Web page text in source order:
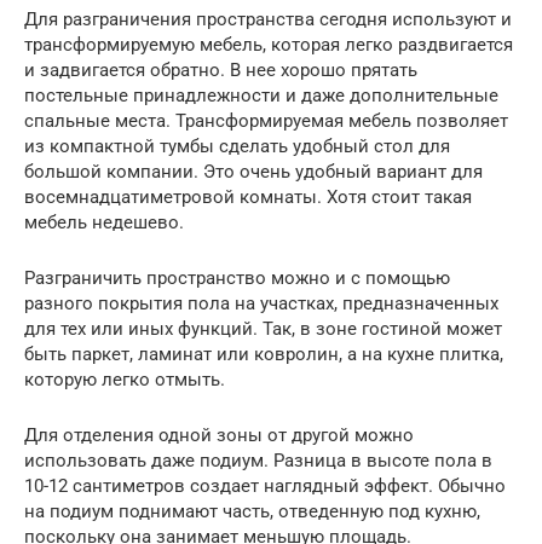
Для разграничения пространства сегодня используют и
трансформируемую мебель, которая легко раздвигается
и задвигается обратно. В нее хорошо прятать
постельные принадлежности и даже дополнительные
спальные места. Трансформируемая мебель позволяет
из компактной тумбы сделать удобный стол для
большой компании. Это очень удобный вариант для
восемнадцатиметровой комнаты. Хотя стоит такая
мебель недешево.
Разграничить пространство можно и с помощью
разного покрытия пола на участках, предназначенных
для тех или иных функций. Так, в зоне гостиной может
быть паркет, ламинат или ковролин, а на кухне плитка,
которую легко отмыть.
Для отделения одной зоны от другой можно
использовать даже подиум. Разница в высоте пола в
10-12 сантиметров создает наглядный эффект. Обычно
на подиум поднимают часть, отведенную под кухню,
поскольку она занимает меньшую площадь.